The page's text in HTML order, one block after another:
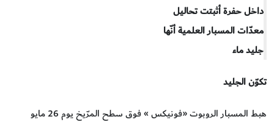
داخل حفرة أثبتت تحاليل
معدّات المسبار العلمية أنّها
جليد ماء
تكوّن الجليد
هبط المسبار الروبوت «فونيكس » فوق سطح المرّيخ يوم 26 مايو